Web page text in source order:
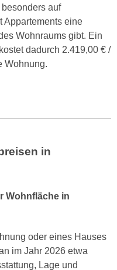
auf
Appartements eine
Wohnraums gibt. Ein
dadurch 2.419,00 € /
Wohnung.
in
Wohnfläche in
oder eines Hauses
im Jahr 2026 etwa
Lage und